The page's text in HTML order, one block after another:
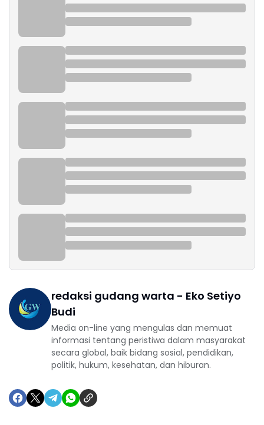
redaksi gudang warta - Eko Setiyo
Budi
Media on-line yang mengulas dan memuat
informasi tentang peristiwa dalam masyarakat
secara global, baik bidang sosial, pendidikan,
politik, hukum, kesehatan, dan hiburan.